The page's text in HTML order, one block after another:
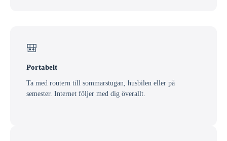
🎒
Portabelt
Ta med routern till sommarstugan, husbilen eller på
semester. Internet följer med dig överallt.